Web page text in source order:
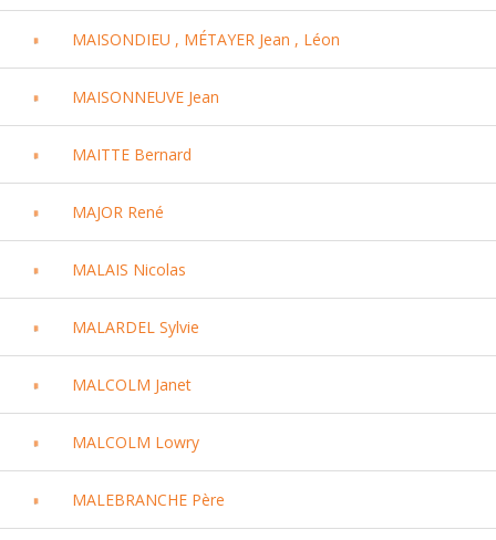
MAISONDIEU , MÉTAYER Jean , Léon
MAISONNEUVE Jean
MAITTE Bernard
MAJOR René
MALAIS Nicolas
MALARDEL Sylvie
MALCOLM Janet
MALCOLM Lowry
MALEBRANCHE Père